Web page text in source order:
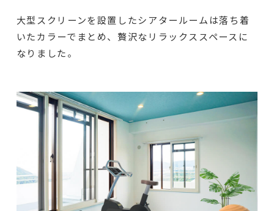
大型スクリーンを設置したシアタールームは落ち着
いたカラーでまとめ、贅沢なリラックススペースに
なりました。